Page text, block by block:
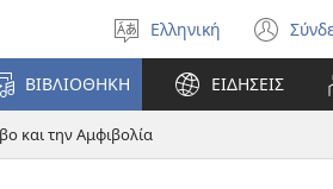
Επιλέξτε
γλώσσα
Ελληνική
νέο
ΒΙΒΛΙΟΘΗΚΗ ΕΙΔΗΣΕΙΣ
και την Αμφιβολία